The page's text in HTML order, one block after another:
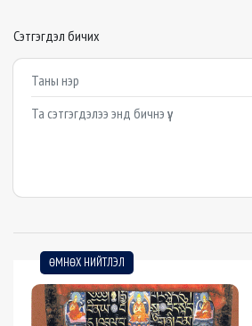
Сэтгэгдэл бичих
Example textarea
ӨМНӨХ НИЙТЛЭЛ